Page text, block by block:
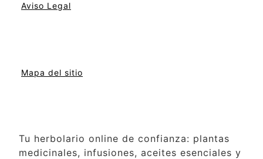
Aviso Legal
Mapa del sitio
Tu herbolario online de confianza: plantas
medicinales, infusiones, aceites esenciales y